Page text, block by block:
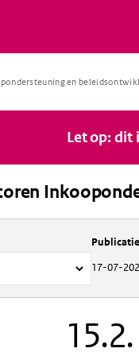
en
Let op: dit
17-07-